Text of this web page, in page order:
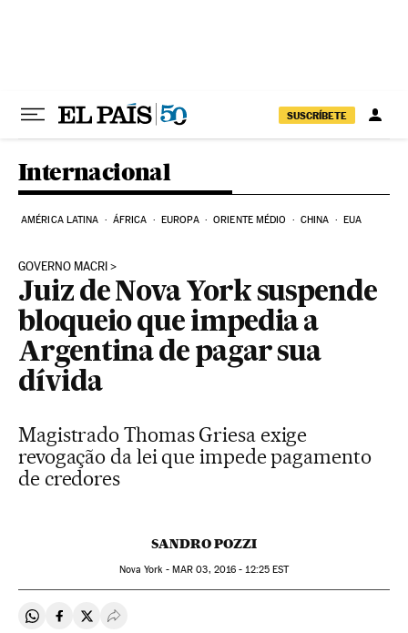
SUSCRÍBETE
Internacional
AMÉRICA LATINA ÁFRICA EUROPA ORIENTE MÉDIO CHINA EUA
GOVERNO MACRI
Juiz de Nova York suspende
bloqueio que impedia a
Argentina de pagar sua
dívida
Magistrado Thomas Griesa exige
revogação da lei que impede pagamento
de credores
SANDRO POZZI
Nova York - MAR 03, 2016 - 12:25EST
Compartir en Whatsapp
Compartir en Facebook
Compartir en Twitter
Desplegar Redes Sociales